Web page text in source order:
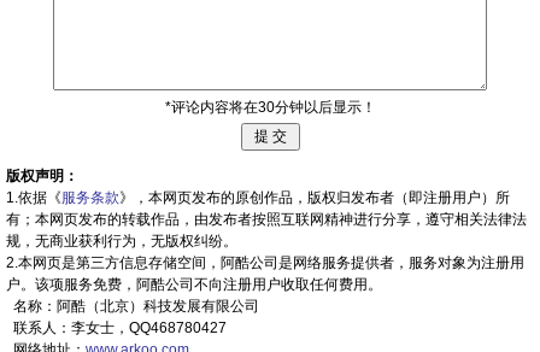
*评论内容将在30分钟以后显示！
版权声明：
1.依据《服务条款》，本网页发布的原创作品，版权归发布者（即注册用户）所
有；本网页发布的转载作品，由发布者按照互联网精神进行分享，遵守相关法律法
规，无商业获利行为，无版权纠纷。
2.本网页是第三方信息存储空间，阿酷公司是网络服务提供者，服务对象为注册用
户。该项服务免费，阿酷公司不向注册用户收取任何费用。
名称：阿酷（北京）科技发展有限公司
联系人：李女士，QQ468780427